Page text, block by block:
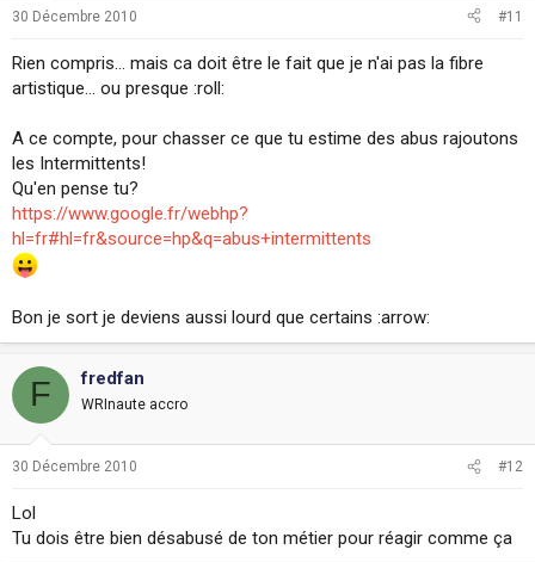
30 Décembre 2010 #11
Rien compris... mais ca doit être le fait que je n'ai pas la fibre
artistique... ou presque :roll:
A ce compte, pour chasser ce que tu estime des abus rajoutons
les Intermittents!
Qu'en pense tu?
https://www.google.fr/webhp?
hl=fr#hl=fr&source=hp&q=abus+intermittents
Bon je sort je deviens aussi lourd que certains :arrow:
F fredfan
WRInaute accro
30 Décembre 2010 #12
Lol
Tu dois être bien désabusé de ton métier pour réagir comme ça